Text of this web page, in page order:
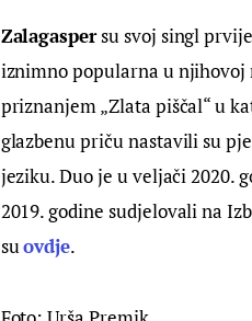
Zalagasper su svoj singl
iznimno popularna u njihovoj
priznanjem „Zlata piščal“ u
glazbenu priču nastavili su
jeziku. Duo je u veljači 2020.
2019. godine sudjelovali na
su ovdje.